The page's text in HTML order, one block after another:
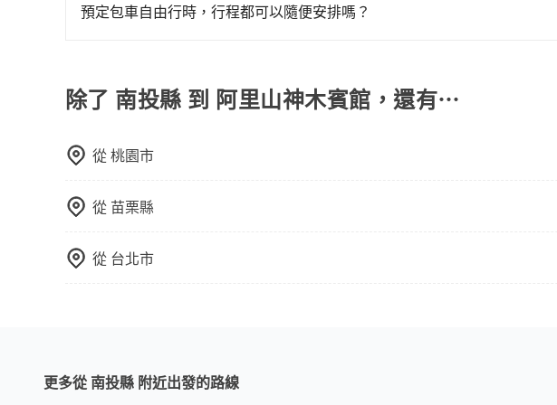
booking@tripool.app聯繫我們，將有專人協助回覆確認是否能協助安排。
預定包車自由行時，行程都可以隨便安排嗎？
除了 南投縣 到 阿里山神木賓館，還有⋯
從桃園市
從 苗栗縣
從 台北市
更多從 南投縣 附近出發的路線